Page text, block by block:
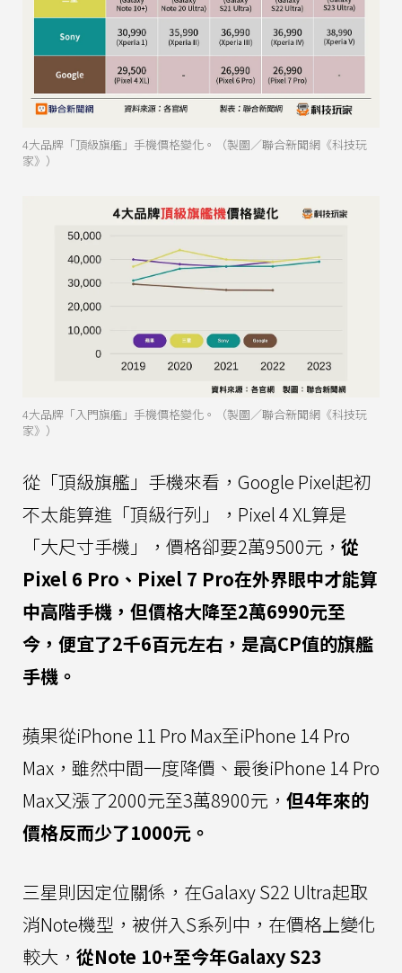
4大品牌「頂級旗艦」手機價格變化。（製圖／聯合新聞網《科技玩
家》）
4大品牌「入門旗艦」手機價格變化。（製圖／聯合新聞網《科技玩
家》）
從「頂級旗艦」手機來看，Google Pixel起初
不太能算進「頂級行列」，Pixel 4 XL算是
「大尺寸手機」，價格卻要2萬9500元， 從
Pixel 6 Pro、Pixel 7 Pro在外界眼中才能算
中高階手機，但價格大降至2萬6990元至
今，便宜了2千6百元左右，是高CP值的旗艦
手機。
蘋果從iPhone 11 Pro Max至iPhone 14 Pro
Max，雖然中間一度降價、最後iPhone 14 Pro
Max又漲了2000元至3萬8900元， 但4年來的
價格反而少了1000元。
三星則因定位關係，在Galaxy S22 Ultra起取
消Note機型，被併入S系列中，在價格上變化
較大， 從Note 10+至今年Galaxy S23